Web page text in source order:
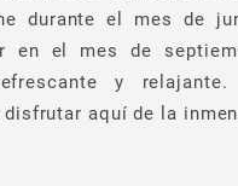
durante el mes de
en el mes de
y
aquí de la